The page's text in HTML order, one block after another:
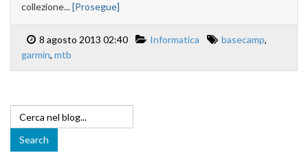
collezione...[Prosegue]
8 agosto 2013 02:40 Informatica basecamp,
garmin, mtb